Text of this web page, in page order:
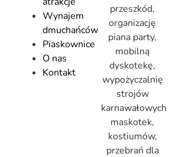
Wynajem
dmuchańców
Piaskownice
O nas
Kontakt
przeszkód,
organizację
piana party,
mobilną
dyskotekę,
wypożyczalnię
strojów
karnawałowych
maskotek,
kostiumów,
przebrań dla